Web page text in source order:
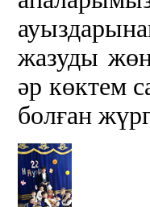
жазуды
әр көктем
болған